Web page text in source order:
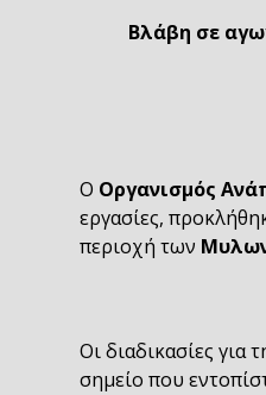
Βλάβη σε
Ο Οργανισμός
εργασίες,
περιοχή των
Οι διαδικασίες για
σημείο που